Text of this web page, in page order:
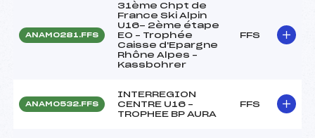
ANAM0281.FFS
31ème Chpt de
France Ski Alpin
U16- 2ème étape
EO – Trophée
Caisse d'Epargne
Rhône Alpes –
Kassbohrer
FFS
ANAM0532.FFS
INTERREGION
CENTRE U16 –
TROPHEE BP AURA
FFS